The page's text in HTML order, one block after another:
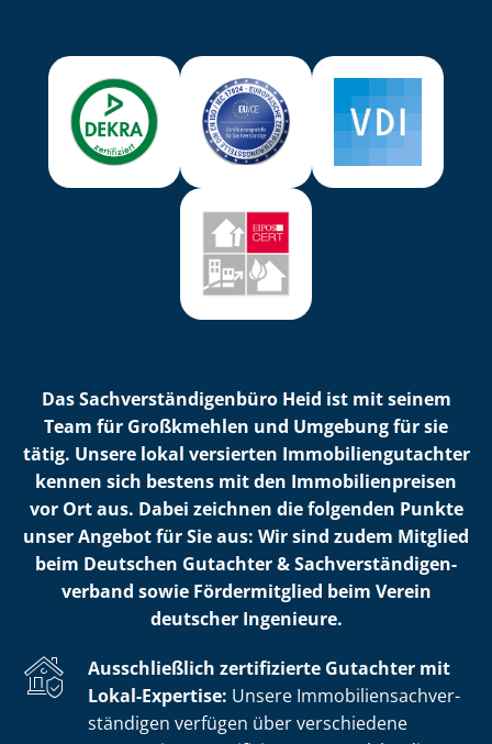
Das Sach­ver­stän­di­gen­bü­ro Heid ist mit seinem
Team für Großkmehlen und Umgebung für sie
tätig. Unsere lokal versierten Im­mo­bi­li­en­gut­ach­ter
kennen sich bestens mit den Im­mo­bi­li­en­prei­sen
vor Ort aus. Dabei zeichnen die folgenden Punkte
unser Angebot für Sie aus: Wir sind zudem Mitglied
beim Deutschen Gutachter & Sach­ver­stän­di­gen­
ver­band sowie Fördermitglied beim Verein
deutscher Ingenieure.
Ausschließlich zertifizierte Gutachter mit
Lokal-Expertise: Unsere Im­mo­bi­li­en­sach­ver­
stän­di­gen verfügen über verschiedene